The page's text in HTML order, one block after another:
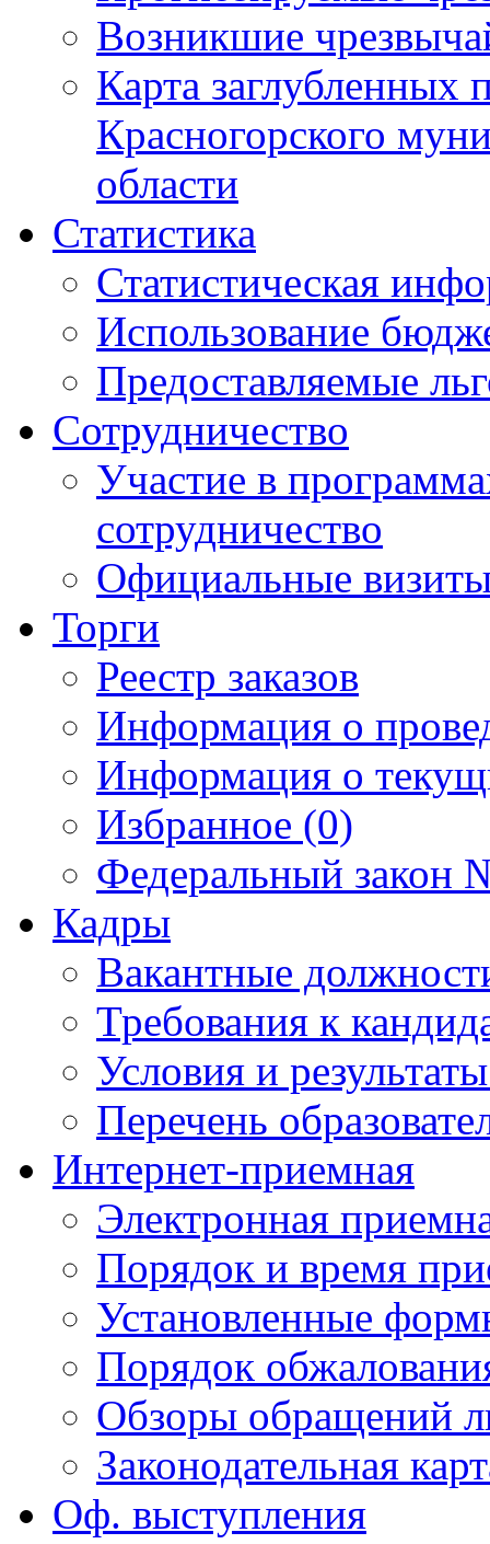
Возникшие
Карта
Красногорского
области
Статистика
Статистическая
Использование
Предоставляемые
Сотрудничество
Участие в
сотрудничество
Официальные
Торги
Реестр заказов
Информация о
Информация о
Избранное (0)
Федеральный закон
Кадры
Вакантные
Требования к
Условия и
Перечень
Интернет-приемная
Электронная
Порядок и время
Установленные
Порядок
Обзоры обращений
Законодательная
Оф. выступления